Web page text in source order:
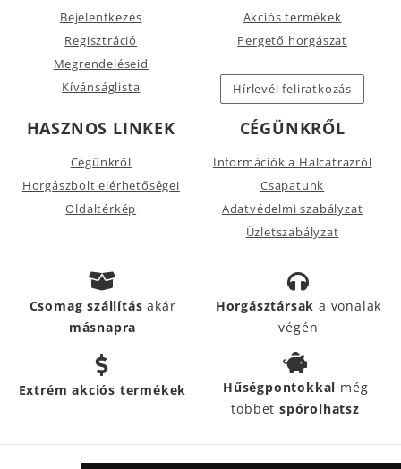
Bejelentkezés
Regisztráció
Megrendeléseid
Kívánságlista
Akciós termékek
Pergető horgászat
Hírlevél feliratkozás
HASZNOS LINKEK
Cégünkről
Horgászbolt elérhetőségei
Oldaltérkép
CÉGÜNKRŐL
Információk a Halcatrazról
Csapatunk
Adatvédelmi szabályzat
Üzletszabályzat
Csomag szállításakár
másnapra
Horgásztársak a vonalak
végén
Extrém akciós termékek Hűségpontokkal még
többetspórolhatsz